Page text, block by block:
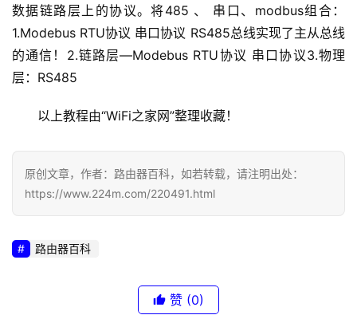
8
.
0
1
9
8
数据链路层上的协议。将485 、 串口、modbus组合：
1.Modebus RTU协议 串口协议 RS485总线实现了主从总线
的通信！2.链路层—Modebus RTU协议 串口协议3.物理
层：RS485
以上教程由“WiFi之家网”整理收藏！
原创文章，作者：路由器百科，如若转载，请注明出处：
https://www.224m.com/220491.html
路由器百科
赞 (0)